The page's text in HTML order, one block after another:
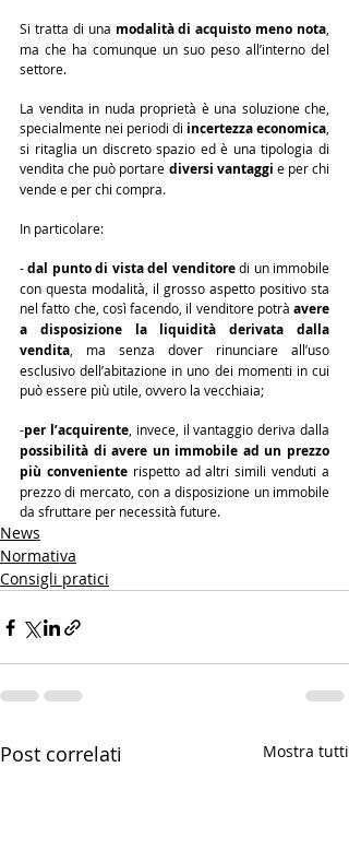
Si tratta di una modalità di acquisto meno nota,
ma che ha comunque un suo peso all’interno del
settore.
La vendita in nuda proprietà è una soluzione che,
specialmente nei periodi di incertezza economica,
si ritaglia un discreto spazio ed è una tipologia di
vendita che può portare diversi vantaggi e per chi
vende e per chi compra.
In particolare:
- dal punto di vista del venditore di un immobile
con questa modalità, il grosso aspetto positivo sta
nel fatto che, così facendo, il venditore potrà avere
a disposizione la liquidità derivata dalla
vendita, ma senza dover rinunciare all’uso
esclusivo dell’abitazione in uno dei momenti in cui
può essere più utile, ovvero la vecchiaia;
-per l’acquirente
possibilità di avere un immobile ad un prezzo
più conveniente rispetto ad altri simili venduti a
prezzo di mercato, con a disposizione un immobile
da sfruttare per necessità future.
News
Normativa
Consigli pratici
Post correlati Mostra tutti